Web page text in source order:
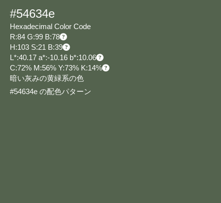
#54634e
Hexadecimal Color Code
R:84 G:99 B:78
H:103 S:21 B:39
L*:40.17 a*:-10.16 b*:10.06
C:72% M:56% Y:73% K:14%
暗い灰みの黄緑系の色
#54634e の配色パターン